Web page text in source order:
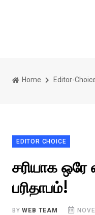
Home Editor-
EDITOR CHOICE
சரியாக
பரிதாபம்!
BYWEB TEAM